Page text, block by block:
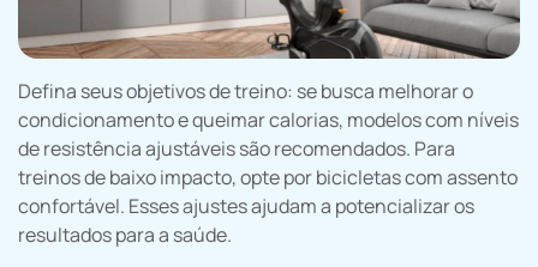
Defina seus objetivos de treino: se busca melhorar o
condicionamento e queimar calorias, modelos com níveis
de resistência ajustáveis são recomendados. Para
treinos de baixo impacto, opte por bicicletas com assento
confortável. Esses ajustes ajudam a potencializar os
resultados para a saúde.